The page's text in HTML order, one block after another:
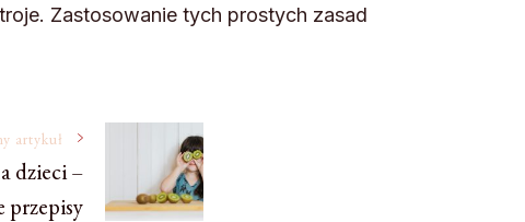
Zastosowanie tych prostych zasad
artykuł
dzieci –
przepisy